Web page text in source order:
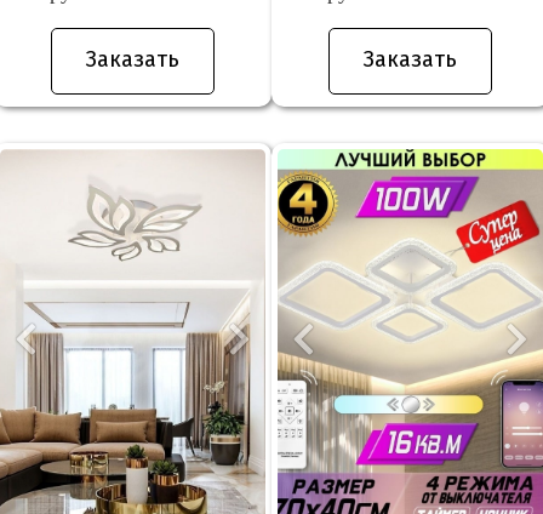
Заказать Заказать